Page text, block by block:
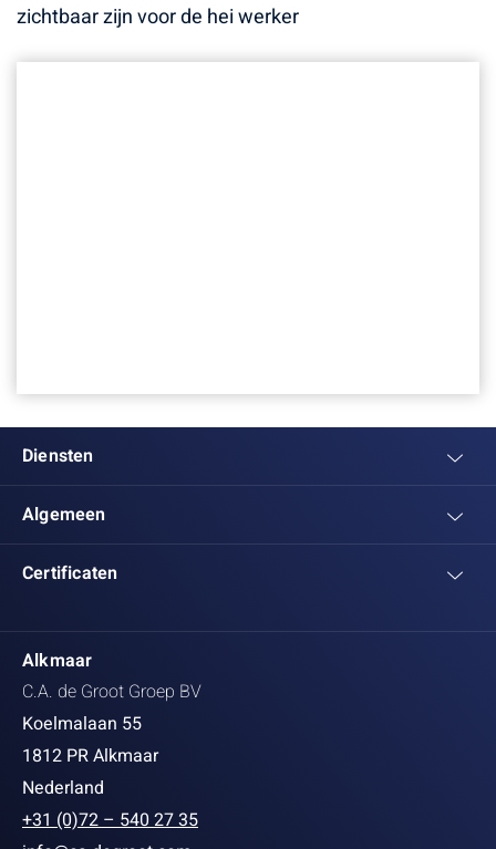
zichtbaar zijn voor de hei werker
Alkmaar
C.A. de Groot Groep BV
Koelmalaan 55
1812 PR Alkmaar
Nederland
+31 (0)72 – 540 27 35
Diensten
Algemeen
Certificaten